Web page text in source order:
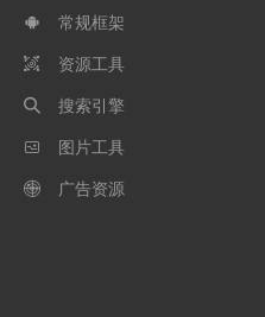
 常规框架
 资源工具
 搜索引擎
 图片工具
 广告资源